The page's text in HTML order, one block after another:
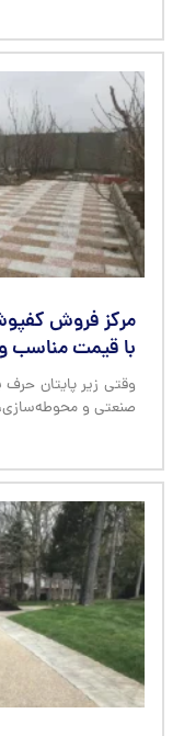
مرکز فروش
با قیمت مناسب و
وقتی زیر پایتان
صنعتی و